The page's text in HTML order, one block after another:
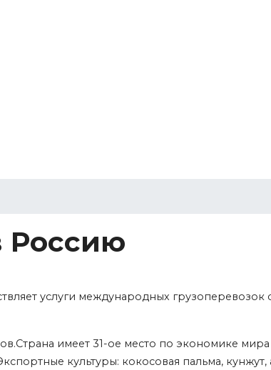
Россию
услуги международных
имеет 31-ое место по экономике
культуры: кокосовая пальма, кунжут,